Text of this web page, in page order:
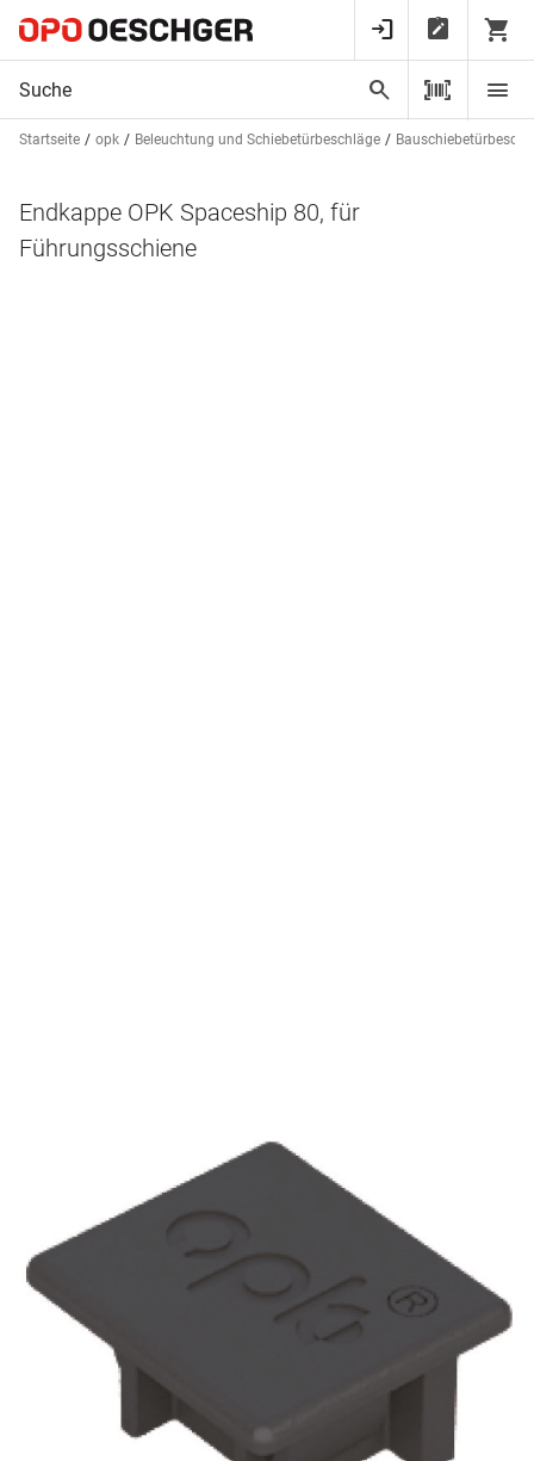
Startseite opk Beleuchtung und Schiebetürbeschläge
Endkappe OPK Spaceship 80, für
Führungsschiene